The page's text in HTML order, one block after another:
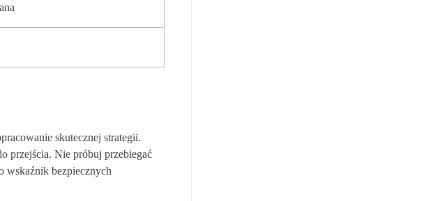
skutecznej strategii.
przejścia. Nie próbuj przebiegać
wskaźnik bezpiecznych